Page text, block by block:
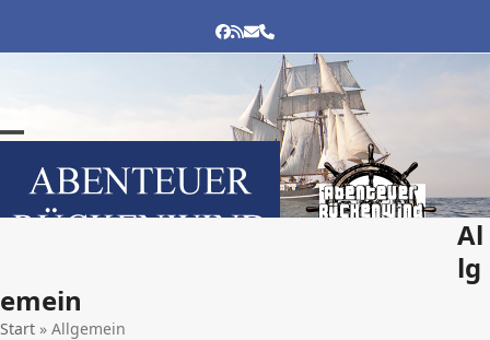
content
FACEBOOK
RSS
E-
MAIL
TELEFON
mobile
mobile
Al
lg
emein
Start » Allgemein